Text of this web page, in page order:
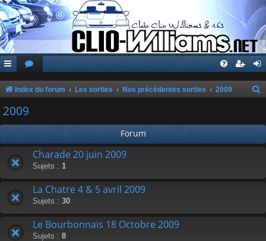
Index du forum Les sorties Nos précédentes sorties 2009
e
2009
Forum
Charade 20 juin 2009
Sujets : 1
La Chatre 4 & 5 avril 2009
Sujets : 30
Le Bourbonnais 18 Octobre 2009
Sujets : 8